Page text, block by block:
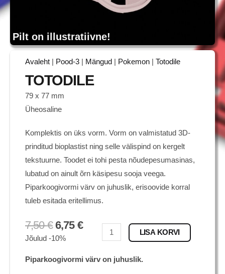
Pilt on illustratiivne!
Avaleht Pood-3 Mängud Pokemon Totodile
TOTODILE
79 x 77 mm
Üheosaline
Komplektis on üks vorm. Vorm on valmistatud 3D-
prinditud bioplastist ning selle välispind on kergelt
tekstuurne. Toodet ei tohi pesta nõudepesumasinas,
lubatud on ainult õrn käsipesu sooja veega.
Piparkoogivormi värv on juhuslik, erisoovide korral
tuleb esitada eritellimus.
7,50€ 6,75 €
Jõulud -10%
Totodile
kogus
LISA KORVI
Piparkoogivormi värv on juhuslik.